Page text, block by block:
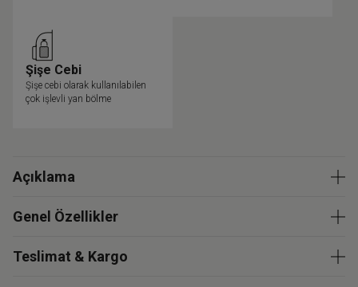
Şişe Cebi
Şişe cebi olarak kullanılabilen
çok işlevli yan bölme
Açıklama
Genel Özellikler
Teslimat & Kargo